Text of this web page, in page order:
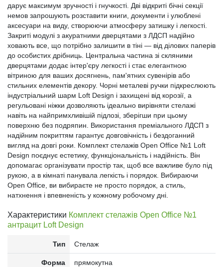
дарує максимум зручності і гнучкості. Дві відкриті бічні секції
немов запрошують розставити книги, документи і улюблені
аксесуари на виду, створюючи атмосферу затишку і легкості.
Закриті модулі з акуратними дверцятами з ЛДСП надійно
ховають все, що потрібно залишити в тіні — від ділових паперів
до особистих дрібниць. Центральна частина зі скляними
дверцятами додає інтер'єру легкості і стає елегантною
вітриною для ваших досягнень, пам'ятних сувенірів або
стильних елементів декору. Чорні металеві ручки підкреслюють
індустріальний шарм Loft Design і захищені від корозії, а
регульовані ніжки дозволяють ідеально вирівняти стелажі
навіть на найпримхливішій підлозі, зберігши при цьому
поверхню без подряпин. Використання преміального ЛДСП з
надійним покриттям гарантує довговічність і бездоганний
вигляд на довгі роки. Комплект стелажів Open Office №1 Loft
Design поєднує естетику, функціональність і надійність. Він
допомагає організувати простір так, щоб все важливе було під
рукою, а в кімнаті панувала легкість і порядок. Вибираючи
Open Office, ви вибираєте не просто порядок, а стиль,
натхнення і впевненість у кожному робочому дні.
Характеристики Комплект стелажів Open Office №1
антрацит Loft Design
Тип Стелаж
Форма прямокутна